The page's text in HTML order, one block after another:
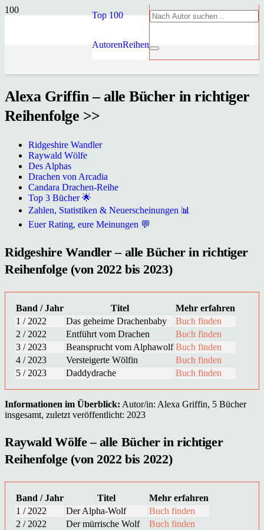
Top 100
AutorenReihen
Alexa Griffin – alle Bücher in richtiger
Reihenfolge >>
Ridgeshire Wandler
Raywald Wölfe
Des Alphas
Drachen von Arcadia
Candara Drachen-Reihe
Top 3 Bücher 🌟
Zahlen, Statistiken & Neuerscheinungen 📊
Euer Rating, eure Meinungen 💬
Ridgeshire Wandler – alle Bücher in richtiger
Reihenfolge (von 2022 bis 2023)
Band / Jahr Titel
Mehr erfahren
1 / 2022
Das geheime Drachenbaby
Buch finden
2 / 2022
Entführt vom Drachen
Buch finden
3 / 2023
Beansprucht vom Alphawolf Buch finden
4 / 2023
Versteigerte Wölfin
Buch finden
5 / 2023
Daddydrache Buch finden
Informationen im Überblick: Autor/in: Alexa Griffin, 5 Bücher
insgesamt, zuletzt veröffentlicht: 2023
Raywald Wölfe – alle Bücher in richtiger
Reihenfolge (von 2022 bis 2022)
Band / Jahr Titel
Mehr erfahren
1 / 2022
Der Alpha-Wolf
Buch finden
2 / 2022
Der mürrische Wolf
Buch finden